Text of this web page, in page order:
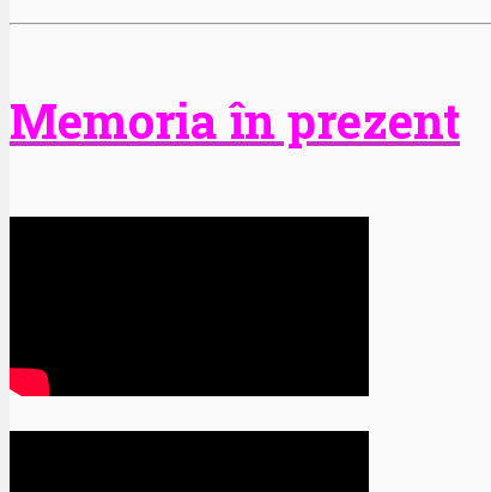
Memoria în prezent